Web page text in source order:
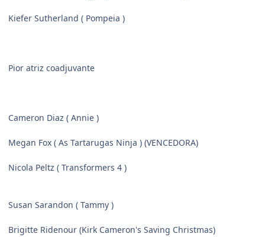
Kiefer Sutherland ( Pompeia )
Pior atriz coadjuvante
Cameron Diaz ( Annie )
Megan Fox ( As Tartarugas Ninja ) (VENCEDORA)
Nicola Peltz ( Transformers 4 )
Susan Sarandon ( Tammy )
Brigitte Ridenour (Kirk Cameron's Saving Christmas)